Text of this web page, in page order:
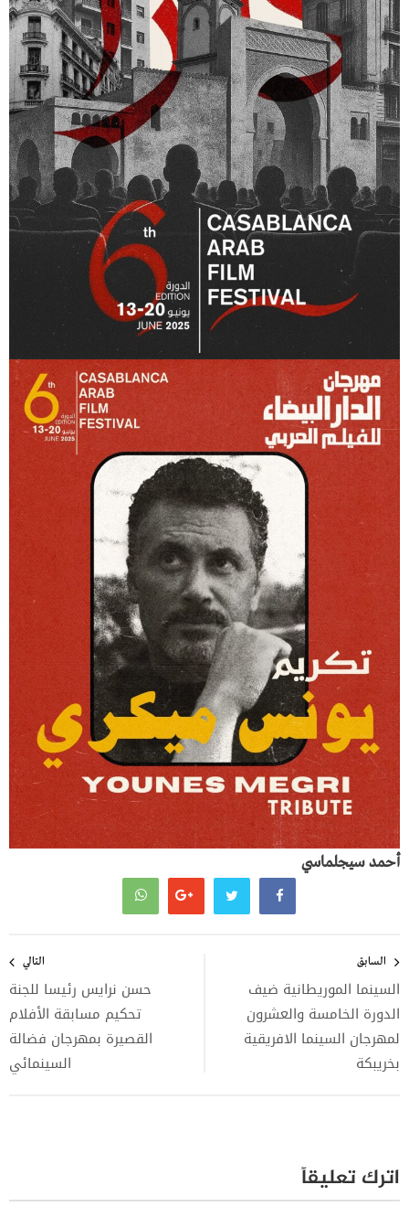
أحمد سيجلماسي
المقالات
السابق
السينما الموريطانية ضيف
الدورة الخامسة والعشرون
لمهرجان السينما الافريقية
بخريبكة
التالي
حسن نرايس رئيسا للجنة
تحكيم مسابقة الأفلام
القصيرة بمهرجان فضالة
السينمائي
اترك تعليقاً